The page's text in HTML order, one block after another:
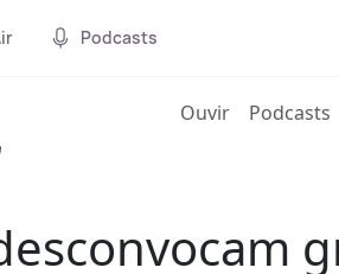
Podcasts
Ouvir(current)
Podcasts